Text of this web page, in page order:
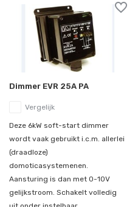
Dimmer EVR 25A PA
Vergelijk
Deze 6kW soft-start dimmer
wordt vaak gebruikt i.c.m. allerlei
(draadloze)
domoticasystemenen.
Aansturing is dan met 0-10V
gelijkstroom. Schakelt volledig